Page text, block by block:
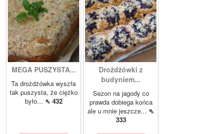
MEGA PUSZYSTA...
Ta drożdżówka wyszła
tak puszysta, że ciężko
było... ⇖ 432
Drożdżówki z
budyniem...
Sezon na jagody co
prawda dobiega końca
ale u mnie jeszcze... ⇖
333